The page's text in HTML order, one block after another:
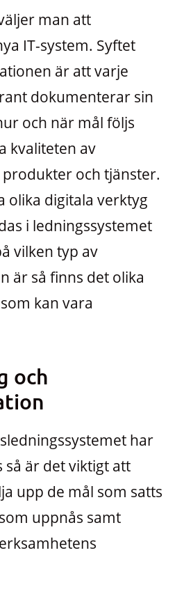
man att
IT-system. Syftet
är att varje
dokumenterar sin
och när mål följs
kvaliteten av
och tjänster.
olika digitala verktyg
i ledningssystemet
vilken typ av
är så finns det olika
kan vara
och
har
är det viktigt att
upp de mål som satts
uppnås samt